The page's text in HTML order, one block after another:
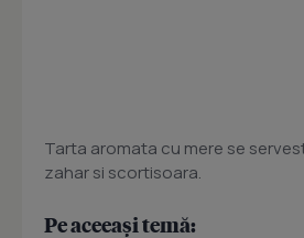
Tarta aromata cu mere se
zahar si scortisoara.
Pe aceeași temă: